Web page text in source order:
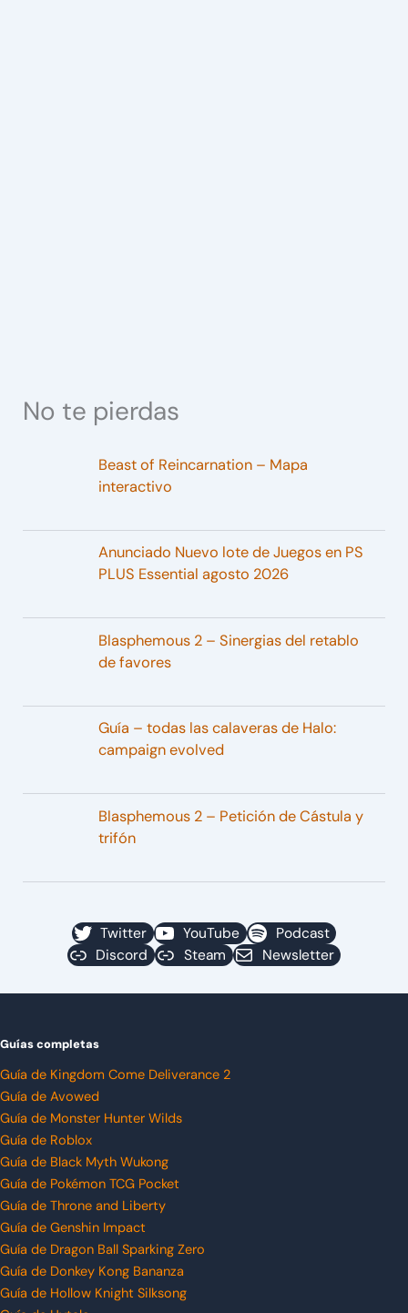
No te pierdas
Beast of Reincarnation – Mapa
interactivo
Anunciado Nuevo lote de Juegos en PS
PLUS Essential agosto 2026
Blasphemous 2 – Sinergias del retablo
de favores
Guía – todas las calaveras de Halo:
campaign evolved
Blasphemous 2 – Petición de Cástula y
trifón
Twitter YouTube
Podcast
Discord
Steam Newsletter
Guías completas
Guía de Kingdom Come Deliverance 2
Guía de Avowed
Guía de Monster Hunter Wilds
Guía de Roblox
Guía de Black Myth Wukong
Guía de Pokémon TCG Pocket
Guía de Throne and Liberty
Guía de Genshin Impact
Guía de Dragon Ball Sparking Zero
Guía de Donkey Kong Bananza
Guía de Hollow Knight Silksong